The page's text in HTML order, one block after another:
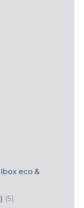
eco &
(5)